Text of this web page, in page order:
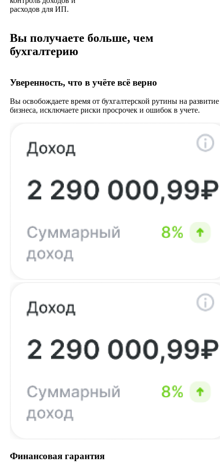
расходов для ИП.
Вы получаете больше, чем
бухгалтерию
Уверенность, что в учёте всё верно
Вы освобождаете время от бухгалтерской рутины на развитие
бизнеса, исключаете риски просрочек и ошибок в учете.
Финансовая гарантия